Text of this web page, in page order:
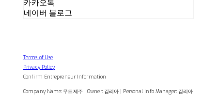
카카오톡
네이버 블로그
Terms of Use
Privacy Policy
Confirm Entrepreneur Information
Company Name: 무드제주 | Owner: 김리아 | Personal Info Manager: 김리아